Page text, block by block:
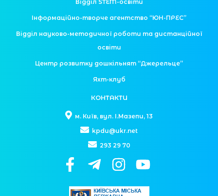
Відділ STEM-освіти
Інформаційно-творче агентство “ЮН-ПРЕС”
Відділ науково-методичної роботи та дистанційної
освіти
Центр розвитку дошкільнят “Джерельце”
Яхт-клуб
КОНТАКТИ
м. Київ, вул. І.Мазепи, 13
kpdu@ukr.net
293 29 70